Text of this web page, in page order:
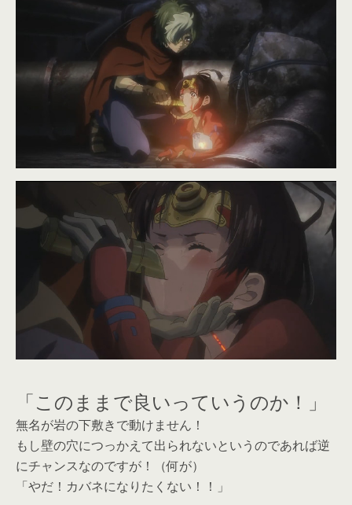
「このままで良いっていうのか！」
無名が岩の下敷きで動けません！
もし壁の穴につっかえて出られないというのであれば逆
にチャンスなのですが！（何が）
「やだ！カバネになりたくない！！」